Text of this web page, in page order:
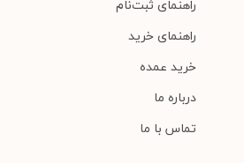
راهنمای ثبت‌نام
راهنمای خرید
خرید عمده
درباره ما
تماس با ما